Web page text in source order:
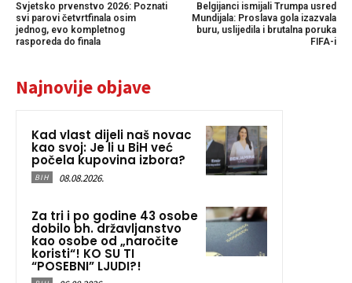
Svjetsko prvenstvo 2026: Poznati
svi parovi četvrtfinala osim
jednog, evo kompletnog
rasporeda do finala
Belgijanci ismijali Trumpa usred
Mundijala: Proslava gola izazvala
buru, uslijedila i brutalna poruka
FIFA-i
Najnovije objave
Kad vlast dijeli naš novac
kao svoj: Je li u BiH već
počela kupovina izbora?
BIH 08.08.2026.
Za tri i po godine 43 osobe
dobilo bh. državljanstvo
kao osobe od „naročite
koristi“! KO SU TI
“POSEBNI” LJUDI?!